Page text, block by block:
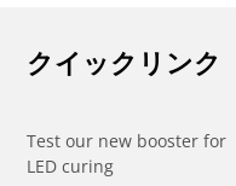
クイックリンク
Test our new booster for
LED curing